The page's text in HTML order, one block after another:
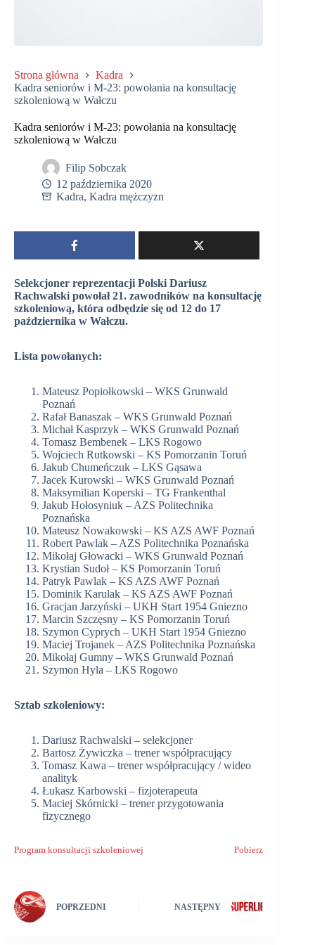
Strona główna
Kadra
Kadra seniorów i M-23: powołania na konsultację
szkoleniową w Wałczu
Kadra seniorów i M-23: powołania na konsultację
szkoleniową w Wałczu
Filip Sobczak
12 października 2020
Kadra, Kadra mężczyzn
Selekcjoner reprezentacji Polski Dariusz
Rachwalski powołał 21. zawodników na konsultację
szkoleniową, która odbędzie się od 12 do 17
października w Wałczu.
Lista powołanych:
Mateusz Popiołkowski – WKS Grunwald
Poznań
Rafał Banaszak – WKS Grunwald Poznań
Michał Kasprzyk – WKS Grunwald Poznań
Tomasz Bembenek – LKS Rogowo
Wojciech Rutkowski – KS Pomorzanin Toruń
Jakub Chumeńczuk – LKS Gąsawa
Jacek Kurowski – WKS Grunwald Poznań
Maksymilian Koperski – TG Frankenthal
Jakub Hołosyniuk – AZS Politechnika
Poznańska
Mateusz Nowakowski – KS AZS AWF Poznań
Robert Pawlak – AZS Politechnika Poznańska
Mikołaj Głowacki – WKS Grunwald Poznań
Krystian Sudoł – KS Pomorzanin Toruń
Patryk Pawlak – KS AZS AWF Poznań
Dominik Karulak – KS AZS AWF Poznań
Gracjan Jarzyński – UKH Start 1954 Gniezno
Marcin Szczęsny – KS Pomorzanin Toruń
Szymon Cyprych – UKH Start 1954 Gniezno
Maciej Trojanek – AZS Politechnika Poznańska
Mikołaj Gumny – WKS Grunwald Poznań
Szymon Hyla – LKS Rogowo
Sztab szkoleniowy:
Dariusz Rachwalski – selekcjoner
Bartosz Żywiczka – trener współpracujący
Tomasz Kawa – trener współpracujący / wideo
analityk
Łukasz Karbowski – fizjoterapeuta
Maciej Skórnicki – trener przygotowania
fizycznego
Program konsultacji szkoleniowej Pobierz
POPRZEDNI NASTĘPNY